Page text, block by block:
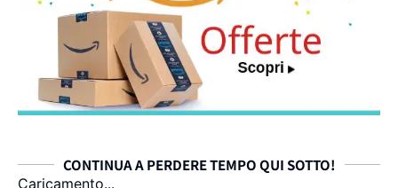
CONTINUA A PERDERE TEMPO QUI SOTTO!
Caricamento...